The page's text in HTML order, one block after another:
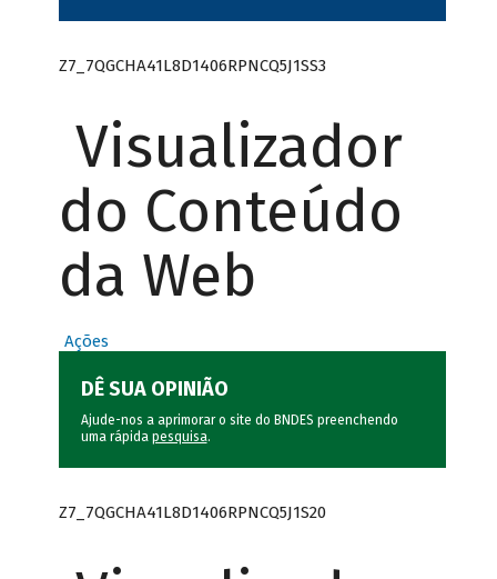
Z7_7QGCHA41L8D1406RPNCQ5J1SS3
Visualizador
do Conteúdo
da Web
Ações
DÊ SUA OPINIÃO
Ajude-nos a aprimorar o site do BNDES preenchendo
uma rápida pesquisa.
Z7_7QGCHA41L8D1406RPNCQ5J1S20